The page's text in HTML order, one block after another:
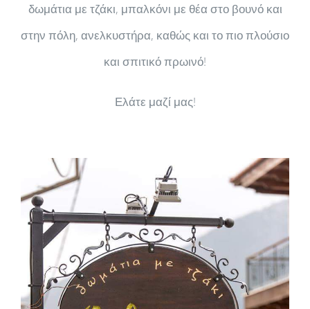
δωμάτια με τζάκι, μπαλκόνι με θέα στο βουνό και
στην πόλη, ανελκυστήρα, καθώς και το πιο πλούσιο
και σπιτικό πρωινό!
Ελάτε μαζί μας!